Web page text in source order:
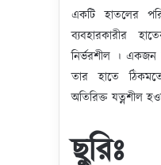
একটি হাতলের
ব্যবহারকারীর
নির্ভরশীল ।
তার হাতে
অতিরিক্ত যত্নশীল
ছুরিঃ